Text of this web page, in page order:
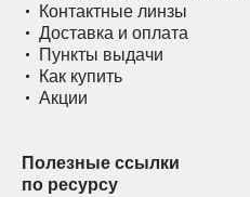
Контактные линзы
Доставка и оплата
Пункты выдачи
Как купить
Акции
Полезные ссылки
по ресурсу